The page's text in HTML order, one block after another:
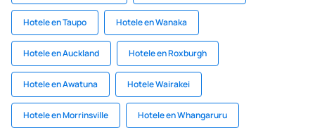
Hotele en Taupo Hotele en Wanaka
Hotele en Auckland Hotele en Roxburgh
Hotele en Awatuna Hotele Wairakei
Hotele en Morrinsville Hotele en Whangaruru